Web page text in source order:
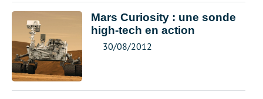
Mars Curiosity : une sonde
high-tech en action
30/08/2012